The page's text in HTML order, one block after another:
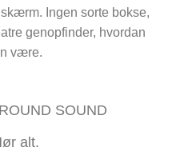
Ingen sorte bokse,
genopfinder, hvordan
være.
SOUND
alt.